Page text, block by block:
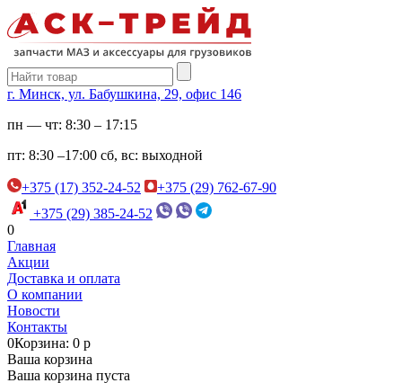
г. Минск, ул. Бабушкина, 29, офис 146
пн — чт: 8:30 – 17:15
пт: 8:30 –17:00 сб, вс: выходной
+375 (17) 352-24-52
+375 (29) 762-67-90
+375 (29) 385-24-52
0
Главная
Акции
Доставка и оплата
О компании
Новости
Контакты
0Корзина: 0 р
Ваша корзина
Ваша корзина пуста